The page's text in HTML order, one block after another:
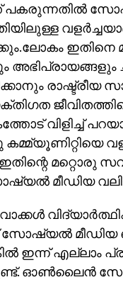
പകരുന്നതിൽ
ഇതിനെ
വിളിച്ച്
കമ്മ്യൂണിറ്റിയെ
മറ്റൊരു
മീഡിയ
സോഷ്യൽ
ഇന്ന് എല്ലാം
ഓൺലൈൻ